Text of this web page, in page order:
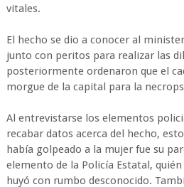
vitales.
El hecho se dio a conocer al
junto con peritos para realizar las
posteriormente ordenaron que el
morgue de la capital para la
Al entrevistarse los elementos
recabar datos acerca del hecho,
había golpeado a la mujer fue su
elemento de la Policía Estatal,
huyó con rumbo desconocido.